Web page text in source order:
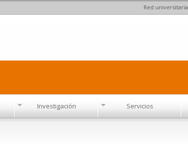
Red universitaria
Investigación Servicios